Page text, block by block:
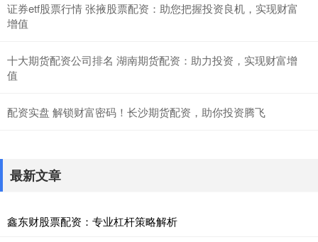
证券etf股票行情 张掖股票配资：助您把握投资良机，实现财富
增值
十大期货配资公司排名 湖南期货配资：助力投资，实现财富增
值
配资实盘 解锁财富密码！长沙期货配资，助你投资腾飞
最新文章
鑫东财股票配资：专业杠杆策略解析